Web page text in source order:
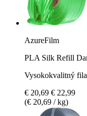
AzureFilm
PLA Silk Refill
Vysokokvalitný
€ 20,69 € 22,99
(€ 20,69 / kg)